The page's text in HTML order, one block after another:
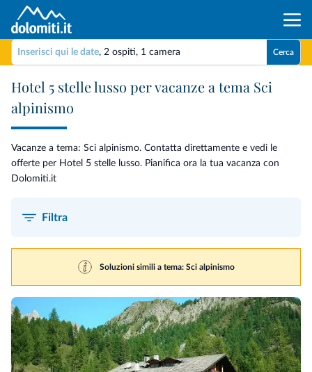
Inserisci qui le date, 2 ospiti, 1 camera Cerca
Hotel 5 stelle lusso per vacanze a tema Sci
alpinismo
Vacanze a tema: Sci alpinismo. Contatta direttamente e vedi le
offerte per Hotel 5 stelle lusso. Pianifica ora la tua vacanza con
Dolomiti.it
Filtra
Soluzioni simili a tema: Sci alpinismo